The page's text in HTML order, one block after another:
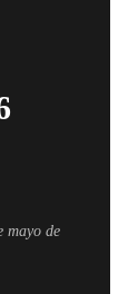
mayo de